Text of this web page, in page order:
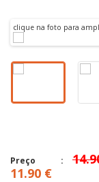
clique na foto para
Preço
11.90 €